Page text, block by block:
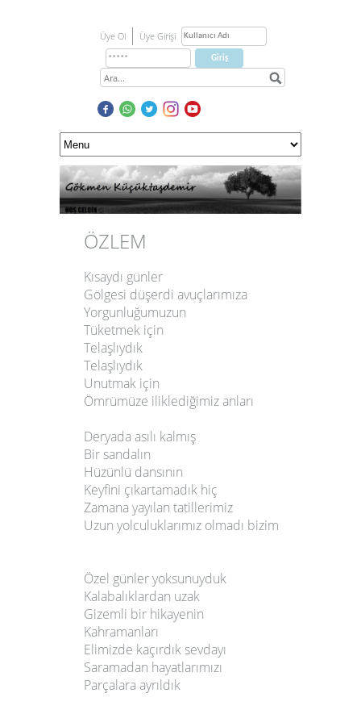
Üye Ol Üye Girişi
ÖZLEM
Kısaydı günler
Gölgesi düşerdi avuçlarımıza
Yorgunluğumuzun
Tüketmek için
Telaşlıydık
Telaşlıydık
Unutmak için
Ömrümüze iliklediğimiz anları
Deryada asılı kalmış
Bir sandalın
Hüzünlü dansının
Keyfini çıkartamadık hiç
Zamana yayılan tatillerimiz
Uzun yolculuklarımız olmadı bizim
Özel günler yoksunuyduk
Kalabalıklardan uzak
Gizemli bir hikayenin
Kahramanları
Elimizde kaçırdık sevdayı
Saramadan hayatlarımızı
Parçalara ayrıldık